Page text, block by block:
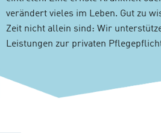
verändert vieles im Leben. Gut zu
Zeit nicht allein sind: Wir
Leistungen zur privaten